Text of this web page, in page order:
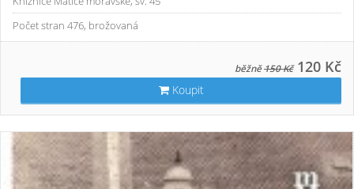
Počet stran 476, brožovaná
běžně150 Kč 120 Kč
Koupit